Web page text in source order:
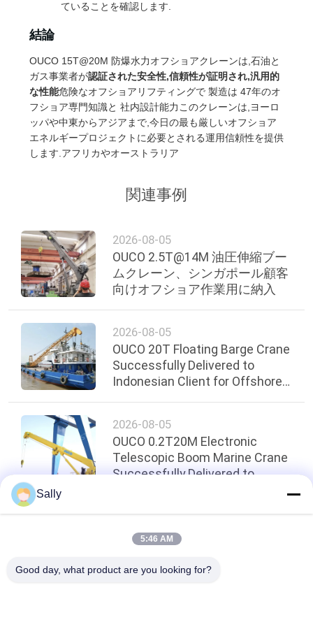
ていることを確認します.
結論
OUCO 15T@20M 防爆水力オフショアクレーンは,石油と
ガス事業者が認証された安全性,信頼性が証明され,汎用的
な性能危険なオフショアリフティングで 製造は 47年のオ
フショア専門知識と 社内設計能力このクレーンは,ヨーロ
ッパや中東からアジアまで,今日の最も厳しいオフショア
エネルギープロジェクトに必要とされる運用信頼性を提供
します.アフリカやオーストラリア
関連事例
2026-08-05
OUCO 2.5T@14M 油圧伸縮ブー
ムクレーン、シンガポール顧客
向けオフショア作業用に納入
2026-08-05
OUCO 20T Floating Barge Crane
Successfully Delivered to
Indonesian Client for Offshore
2026-08-05
OUCO 0.2T20M Electronic
Telescopic Boom Marine Crane
Successfully Delivered to
トップ
Sally
5:46 AM
Good day, what product are you looking for?